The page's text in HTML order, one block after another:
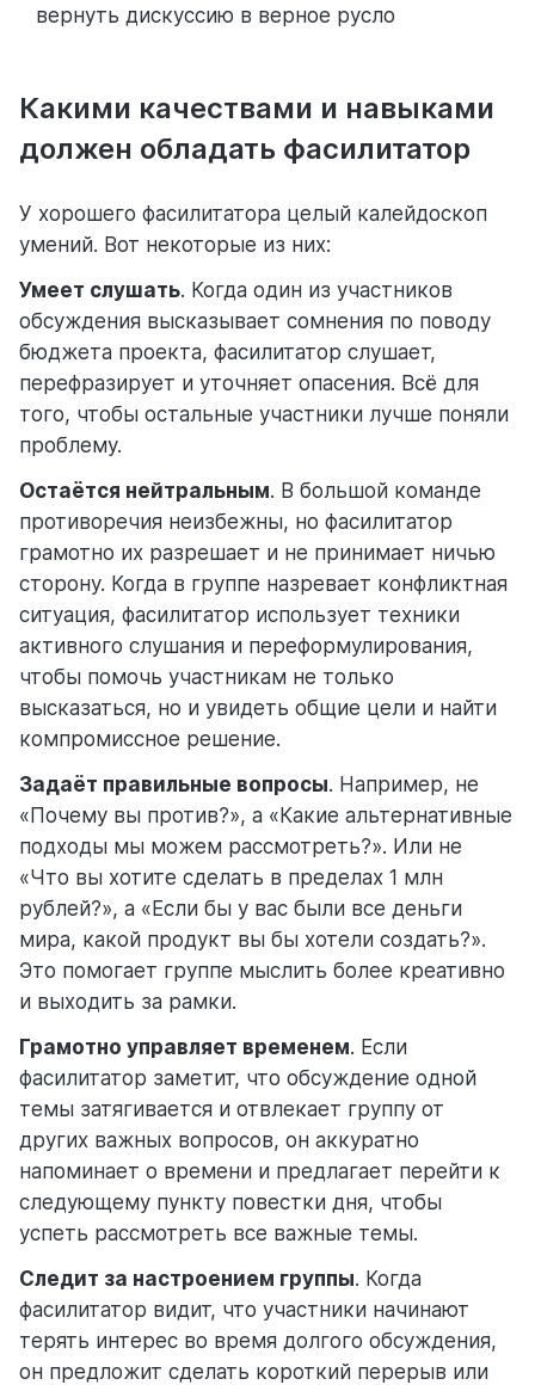
вернуть дискуссию в верное русло
Какими качествами и навыками
должен обладать фасилитатор
У хорошего фасилитатора целый калейдоскоп
умений. Вот некоторые из них:
Умеет слушать. Когда один из участников
обсуждения высказывает сомнения по поводу
бюджета проекта, фасилитатор слушает,
перефразирует и уточняет опасения. Всё для
того, чтобы остальные участники лучше поняли
проблему.
Остаётся нейтральным. В большой команде
противоречия неизбежны, но фасилитатор
грамотно их разрешает и не принимает ничью
сторону. Когда в группе назревает конфликтная
ситуация, фасилитатор использует техники
активного слушания и переформулирования,
чтобы помочь участникам не только
высказаться, но и увидеть общие цели и найти
компромиссное решение.
Задаёт правильные вопросы. Например, не
«Почему вы против?», а «Какие альтернативные
подходы мы можем рассмотреть?». Или не
«Что вы хотите сделать в пределах 1 млн
рублей?», а «Если бы у вас были все деньги
мира, какой продукт вы бы хотели создать?».
Это помогает группе мыслить более креативно
и выходить за рамки.
Грамотно управляет временем. Если
фасилитатор заметит, что обсуждение одной
темы затягивается и отвлекает группу от
других важных вопросов, он аккуратно
напоминает о времени и предлагает перейти к
следующему пункту повестки дня, чтобы
успеть рассмотреть все важные темы.
Следит за настроением группы. Когда
фасилитатор видит, что участники начинают
терять интерес во время долгого обсуждения,
он предложит сделать короткий перерыв или